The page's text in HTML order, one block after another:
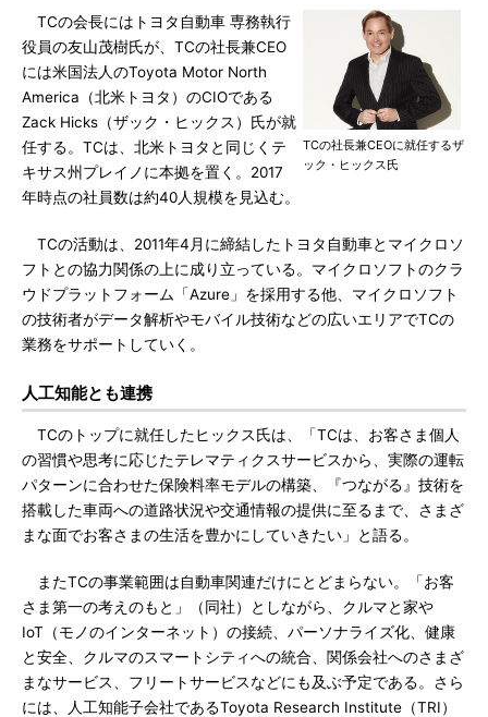
TCの社長兼CEOに就任するザ
ック・ヒックス氏
TCの会長にはトヨタ自動車 専務執行
役員の友山茂樹氏が、TCの社長兼CEO
には米国法人のToyota Motor North
America（北米トヨタ）のCIOである
Zack Hicks（ザック・ヒックス）氏が就
任する。TCは、北米トヨタと同じくテ
キサス州プレイノに本拠を置く。2017
年時点の社員数は約40人規模を見込む。
TCの活動は、2011年4月に締結したトヨタ自動車とマイクロソ
フトとの協力関係の上に成り立っている。マイクロソフトのクラ
ウドプラットフォーム「Azure」を採用する他、マイクロソフト
の技術者がデータ解析やモバイル技術などの広いエリアでTCの
業務をサポートしていく。
人工知能とも連携
TCのトップに就任したヒックス氏は、「TCは、お客さま個人
の習慣や思考に応じたテレマティクスサービスから、実際の運転
パターンに合わせた保険料率モデルの構築、『つながる』技術を
搭載した車両への道路状況や交通情報の提供に至るまで、さまざ
まな面でお客さまの生活を豊かにしていきたい」と語る。
またTCの事業範囲は自動車関連だけにとどまらない。「お客
さま第一の考えのもと」（同社）としながら、クルマと家や
IoT（モノのインターネット）の接続、パーソナライズ化、健康
と安全、クルマのスマートシティへの統合、関係会社へのさまざ
まなサービス、フリートサービスなどにも及ぶ予定である。さら
には、人工知能子会社であるToyota Research Institute（TRI）